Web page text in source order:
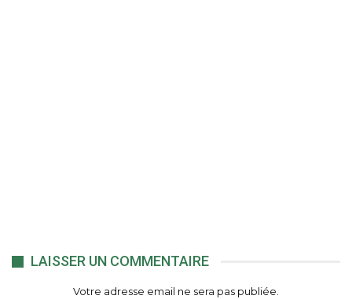
LAISSER UN COMMENTAIRE
Votre adresse email ne sera pas publiée.